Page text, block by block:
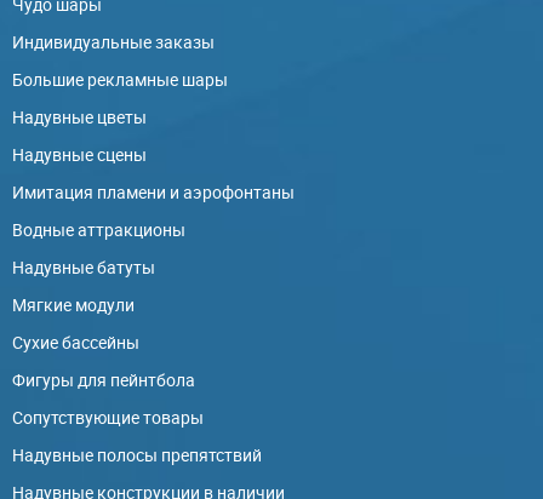
Индивидуальные заказы
Большие рекламные шары
Надувные цветы
Надувные сцены
Имитация пламени и аэрофонтаны
Водные аттракционы
Надувные батуты
Мягкие модули
Сухие бассейны
Фигуры для пейнтбола
Сопутствующие товары
Надувные полосы препятствий
Надувные конструкции в наличии